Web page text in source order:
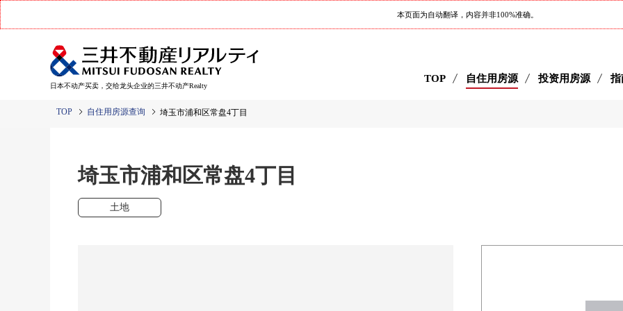
本页面为自动翻译，内容并非100%准确。
日本不动产买卖，交给龙头企业的三井不动产Realty
TOP 自住用房源 投资用房源 指
TOP 自住用房源查询 埼玉市浦和区常盘4丁目
埼玉市浦和区常盘4丁目
土地